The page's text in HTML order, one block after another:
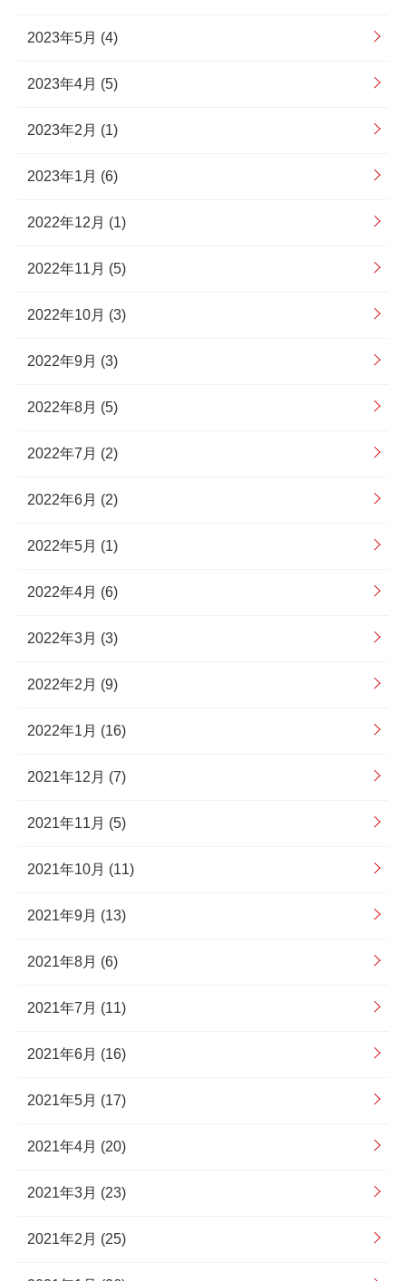
2023年5月 (4)
2023年4月 (5)
2023年2月 (1)
2023年1月 (6)
2022年12月 (1)
2022年11月 (5)
2022年10月 (3)
2022年9月 (3)
2022年8月 (5)
2022年7月 (2)
2022年6月 (2)
2022年5月 (1)
2022年4月 (6)
2022年3月 (3)
2022年2月 (9)
2022年1月 (16)
2021年12月 (7)
2021年11月 (5)
2021年10月 (11)
2021年9月 (13)
2021年8月 (6)
2021年7月 (11)
2021年6月 (16)
2021年5月 (17)
2021年4月 (20)
2021年3月 (23)
2021年2月 (25)